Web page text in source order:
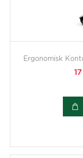
Ergonomisk